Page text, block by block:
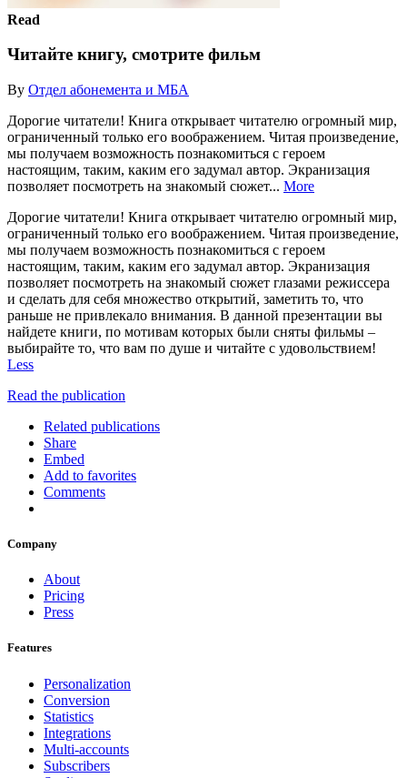
Read
Читайте книгу, смотрите фильм
By Отдел абонемента и МБА
Дорогие читатели! Книга открывает читателю огромный мир,
ограниченный только его воображением. Читая произведение,
мы получаем возможность познакомиться с героем
настоящим, таким, каким его задумал автор. Экранизация
позволяет посмотреть на знакомый сюжет... More
Дорогие читатели! Книга открывает читателю огромный мир,
ограниченный только его воображением. Читая произведение,
мы получаем возможность познакомиться с героем
настоящим, таким, каким его задумал автор. Экранизация
позволяет посмотреть на знакомый сюжет глазами режиссера
и сделать для себя множество открытий, заметить то, что
раньше не привлекало внимания. В данной презентации вы
найдете книги, по мотивам которых были сняты фильмы –
выбирайте то, что вам по душе и читайте с удовольствием!
Less
Read the publication
Related publications
Share
Embed
Add to favorites
Comments
Company
About
Pricing
Press
Features
Personalization
Conversion
Statistics
Integrations
Multi-accounts
Subscribers